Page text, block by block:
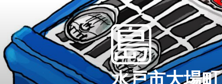
ツ
へ
水戸市大場